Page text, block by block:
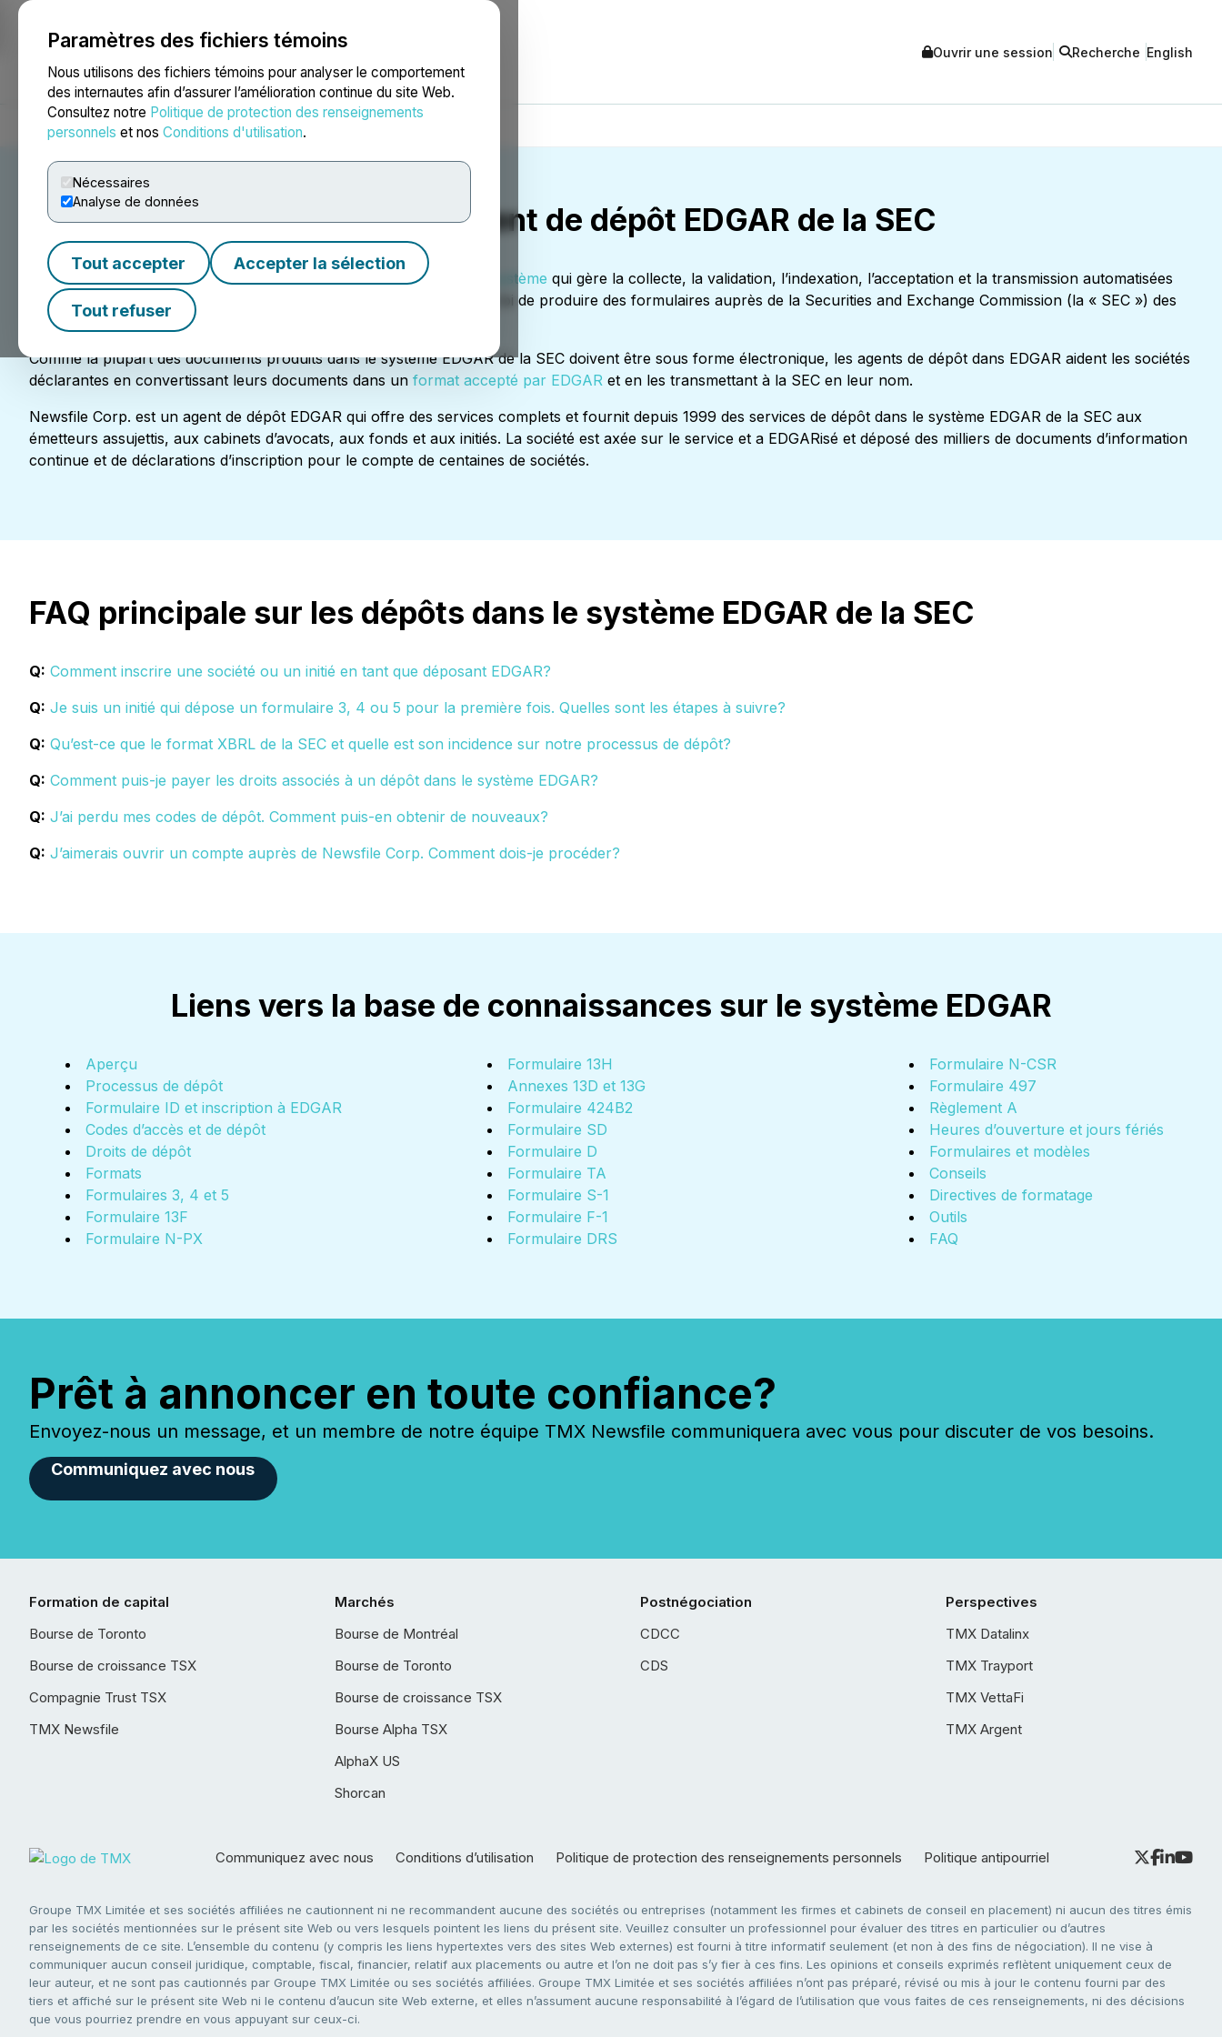
Paramètres des fichiers témoins
Nous utilisons des fichiers témoins pour analyser le comportement
des internautes afin d’assurer l’amélioration continue du site Web.
Consultez notre Politique de protection des renseignements
personnels et nos Conditions d'utilisation.
Nécessaires
Analyse de données
Tout accepter Accepter la sélection
Tout refuser
NEWSFILE Ouvrir une session Recherche English
Accueil À propos Services Salle de presse Blogue
Services d’agent de dépôt EDGAR de la SEC
EDGAR (Electronic Data Gathering, Analysis, and Retrieval) est un système qui gère la collecte, la validation, l’indexation, l’acceptation et la transmission automatisées
des dépôts effectués par les sociétés et autres entités tenues par la loi de produire des formulaires auprès de la Securities and Exchange Commission (la « SEC ») des
États-Unis.
Comme la plupart des documents produits dans le système EDGAR de la SEC doivent être sous forme électronique, les agents de dépôt dans EDGAR aident les sociétés
déclarantes en convertissant leurs documents dans un format accepté par EDGAR et en les transmettant à la SEC en leur nom.
Newsfile Corp. est un agent de dépôt EDGAR qui offre des services complets et fournit depuis 1999 des services de dépôt dans le système EDGAR de la SEC aux
émetteurs assujettis, aux cabinets d’avocats, aux fonds et aux initiés. La société est axée sur le service et a EDGARisé et déposé des milliers de documents d’information
continue et de déclarations d’inscription pour le compte de centaines de sociétés.
FAQ principale sur les dépôts dans le système EDGAR de la SEC
Q: Comment inscrire une société ou un initié en tant que déposant EDGAR?
Q: Je suis un initié qui dépose un formulaire 3, 4 ou 5 pour la première fois. Quelles sont les étapes à suivre?
Q: Qu’est-ce que le format XBRL de la SEC et quelle est son incidence sur notre processus de dépôt?
Q: Comment puis-je payer les droits associés à un dépôt dans le système EDGAR?
Q: J’ai perdu mes codes de dépôt. Comment puis-en obtenir de nouveaux?
Q: J’aimerais ouvrir un compte auprès de Newsfile Corp. Comment dois-je procéder?
Liens vers la base de connaissances sur le système EDGAR
Aperçu
Processus de dépôt
Formulaire ID et inscription à EDGAR
Codes d’accès et de dépôt
Droits de dépôt
Formats
Formulaires 3, 4 et 5
Formulaire 13F
Formulaire N-PX
Formulaire 13H
Annexes 13D et 13G
Formulaire 424B2
Formulaire SD
Formulaire D
Formulaire TA
Formulaire S-1
Formulaire F-1
Formulaire DRS
Formulaire N-CSR
Formulaire 497
Règlement A
Heures d’ouverture et jours fériés
Formulaires et modèles
Conseils
Directives de formatage
Outils
FAQ
Prêt à annoncer en toute confiance?
Envoyez-nous un message, et un membre de notre équipe TMX Newsfile communiquera avec vous pour discuter de vos besoins.
Communiquez avec nous
Formation de capital
Bourse de Toronto
Bourse de croissance TSX
Compagnie Trust TSX
TMX Newsfile
Marchés
Bourse de Montréal
Bourse de Toronto
Bourse de croissance TSX
Bourse Alpha TSX
AlphaX US
Shorcan
Postnégociation
CDCC
CDS
Perspectives
TMX Datalinx
TMX Trayport
TMX VettaFi
TMX Argent
Communiquez avec nous Conditions d’utilisation Politique de protection des renseignements personnels Politique antipourriel
Groupe TMX Limitée et ses sociétés affiliées ne cautionnent ni ne recommandent aucune des sociétés ou entreprises (notamment les firmes et cabinets de conseil en placement) ni aucun des titres émis
par les sociétés mentionnées sur le présent site Web ou vers lesquels pointent les liens du présent site. Veuillez consulter un professionnel pour évaluer des titres en particulier ou d’autres
renseignements de ce site. L’ensemble du contenu (y compris les liens hypertextes vers des sites Web externes) est fourni à titre informatif seulement (et non à des fins de négociation). Il ne vise à
communiquer aucun conseil juridique, comptable, fiscal, financier, relatif aux placements ou autre et l’on ne doit pas s’y fier à ces fins. Les opinions et conseils exprimés reflètent uniquement ceux de
leur auteur, et ne sont pas cautionnés par Groupe TMX Limitée ou ses sociétés affiliées. Groupe TMX Limitée et ses sociétés affiliées n’ont pas préparé, révisé ou mis à jour le contenu fourni par des
tiers et affiché sur le présent site Web ni le contenu d’aucun site Web externe, et elles n’assument aucune responsabilité à l’égard de l’utilisation que vous faites de ces renseignements, ni des décisions
que vous pourriez prendre en vous appuyant sur ceux-ci.